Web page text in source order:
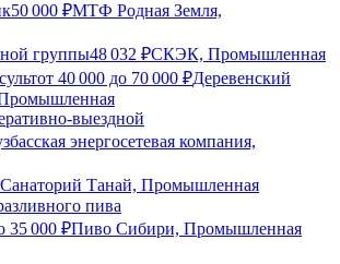
50 000 ₽МТФ Родная Земля,
группы48 032 ₽СКЭК, Промышленная
от 40 000 до 70 000 ₽Деревенский
выездной
энергосетевая компания,
Санаторий Танай, Промышленная
пива
35 000 ₽Пиво Сибири, Промышленная